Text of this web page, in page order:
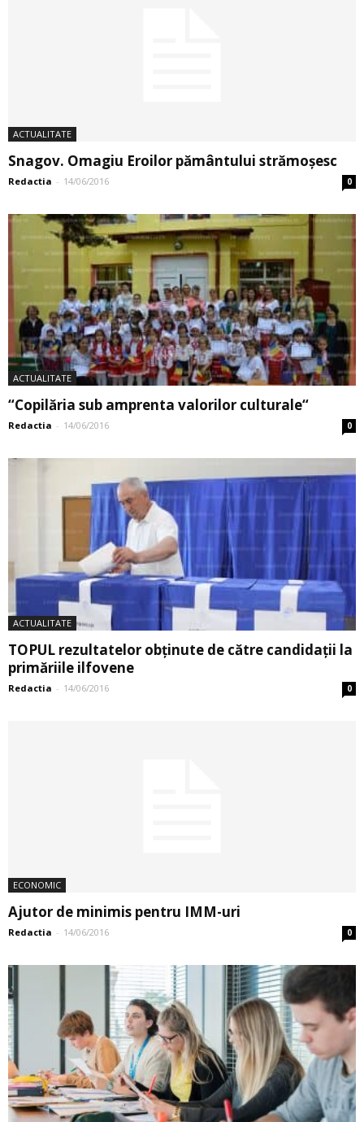
ACTUALITATE
Snagov. Omagiu Eroilor pământului strămoșesc
Redactia - 14/06/2016 0
ACTUALITATE
“Copilăria sub amprenta valorilor culturale“
Redactia - 14/06/2016 0
ACTUALITATE
TOPUL rezultatelor obținute de către candidații la
primăriile ilfovene
Redactia - 14/06/2016 0
ECONOMIC
Ajutor de minimis pentru IMM-uri
Redactia - 14/06/2016 0